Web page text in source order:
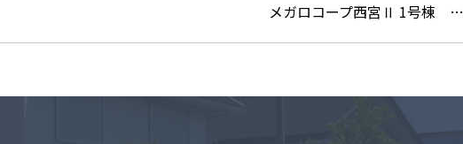
メガロコープ西宮Ⅱ 1号棟 …